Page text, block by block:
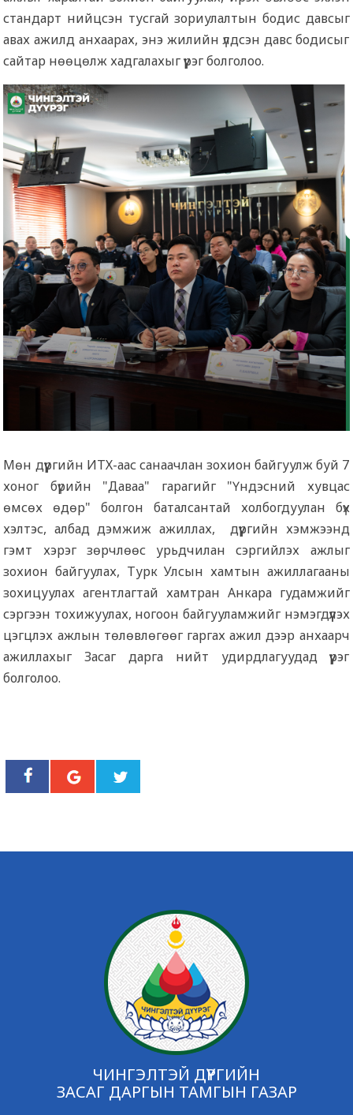
стандарт нийцсэн тусгай зориулалтын бодис давсыг
авах ажилд анхаарах, энэ жилийн үлдсэн давс бодисыг
сайтар нөөцөлж хадгалахыг үүрэг болголоо.
Мөн дүүргийн ИТХ-аас санаачлан зохион байгуулж буй 7
хоног бүрийн "Даваа" гарагийг "Үндэсний хувцас
өмсөх өдөр" болгон баталсантай холбогдуулан бүх
хэлтэс, албад дэмжиж ажиллах, дүүргийн хэмжээнд
гэмт хэрэг зөрчлөөс урьдчилан сэргийлэх ажлыг
зохион байгуулах, Турк Улсын хамтын ажиллагааны
зохицуулах агентлагтай хамтран Анкара гудамжийг
сэргээн тохижуулах, ногоон байгууламжийг нэмэгдүүлэх
цэгцлэх ажлын төлөвлөгөөг гаргах ажил дээр анхаарч
ажиллахыг Засаг дарга нийт удирдлагуудад үүрэг
болголоо.
ЧИНГЭЛТЭЙ ДҮҮРГИЙН
ЗАСАГ ДАРГЫН ТАМГЫН ГАЗАР